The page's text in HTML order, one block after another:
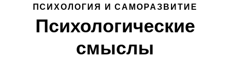
ПСИХОЛОГИЯ И САМОРАЗВИТИЕ
Психологические
смыслы